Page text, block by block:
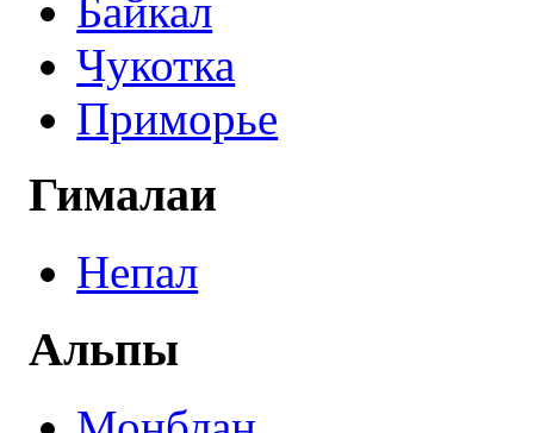
Байкал
Чукотка
Приморье
Гималаи
Непал
Альпы